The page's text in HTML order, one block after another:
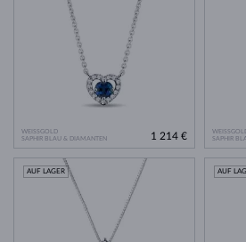
WEISSGOLD
SAPHIR BLAU & DIAMANTEN
1 214 €
SAPHIR
AUF LAGER AUF